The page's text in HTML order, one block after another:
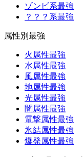
ゾンビ系最強
？？？系最強
属性別最強
火属性最強
水属性最強
風属性最強
地属性最強
光属性最強
闇属性最強
電撃属性最強
氷結属性最強
爆発属性最強